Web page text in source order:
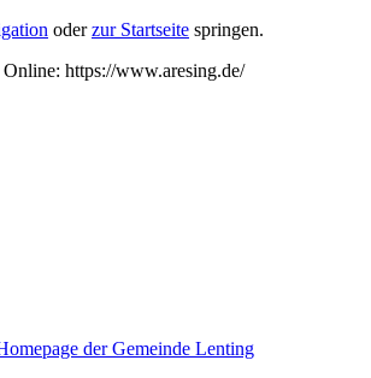
oderzur Startseite springen.
Online: https://www.aresing.de/